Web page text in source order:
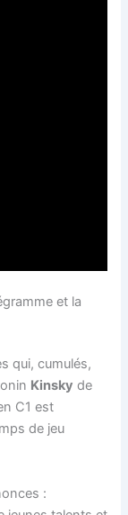
et la
qui, cumulés,
Kinsky de
C1 est
de jeu
: